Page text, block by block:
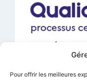
Pour offrir les meilleures
d’action suivante :